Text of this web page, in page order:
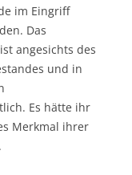
im Eingriff
Das
angesichts des
und in
Es hätte ihr
Merkmal ihrer